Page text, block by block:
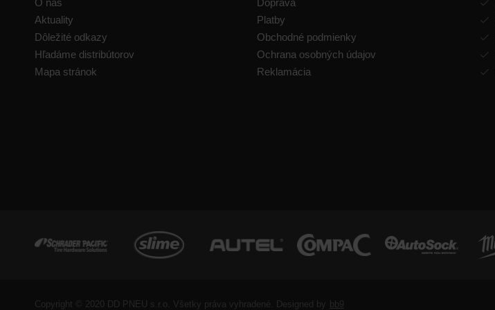
O nás
Aktuality
Dôležité odkazy
Hľadáme distribútorov
Mapa stránok
Doprava
Platby
Obchodné podmienky
Ochrana osobných údajov
Reklamácia
Copyright © 2020 DD PNEU s.r.o. Všetky práva vyhradené. Designed by bb9